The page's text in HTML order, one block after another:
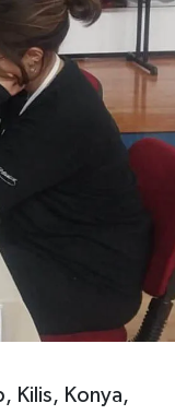
Kilis, Konya,